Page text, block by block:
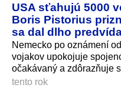
USA sťahujú 5000
Boris Pistorius
sa dal dlho
Nemecko po oznámení
vojakov upokojuje
očakávaný a zdôrazňuje
tento rok